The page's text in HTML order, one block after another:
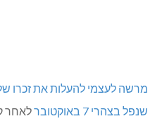
מרשה לעצמי להעלות את זכרו של
שנפל בצהרי 7 באוקטובר
לאחר